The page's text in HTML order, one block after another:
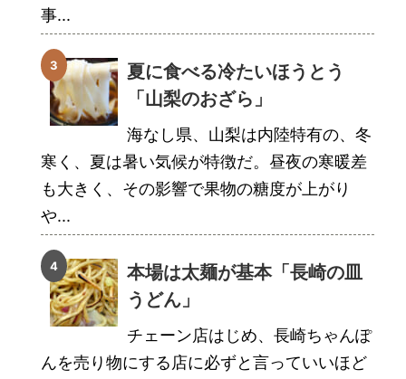
事...
夏に食べる冷たいほうとう
「山梨のおざら」
海なし県、山梨は内陸特有の、冬
寒く、夏は暑い気候が特徴だ。昼夜の寒暖差
も大きく、その影響で果物の糖度が上がり
や...
本場は太麺が基本「長崎の皿
うどん」
チェーン店はじめ、長崎ちゃんぽ
んを売り物にする店に必ずと言っていいほど